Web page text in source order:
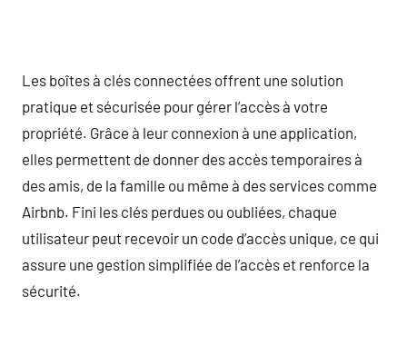
Les boîtes à clés connectées offrent une solution
pratique et sécurisée pour gérer l’accès à votre
propriété. Grâce à leur connexion à une application,
elles permettent de donner des accès temporaires à
des amis, de la famille ou même à des services comme
Airbnb. Fini les clés perdues ou oubliées, chaque
utilisateur peut recevoir un code d’accès unique, ce qui
assure une gestion simplifiée de l’accès et renforce la
sécurité.